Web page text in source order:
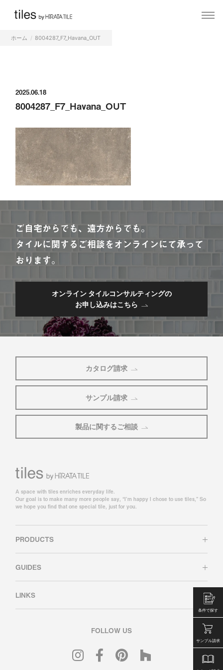
条件で探す
サンプル請求
ホーム 8004287_F7_Havana_OUT
2025.06.18
8004287_F7_Havana_OUT
ご自宅からでも、遠方からでも。
タイルに関するご相談をオンラインにて承って
おります。
オンライン タイルコンサルティングの
お申し込みはこちら
カタログ請求
サンプル請求
製品に関するご相談
A space with tiles enriches everyday life.
Our goal is to make many more people say, “I’m happy I chose to use tiles,” So
we hope you find that one special tile, just for you.
PRODUCTS
GUIDES
LINKS
FOLLOW US